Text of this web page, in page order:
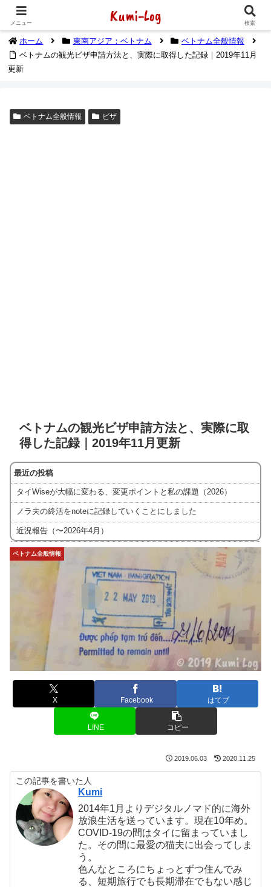
2014年1月から海外放浪（デジタルノマド）してます
ホーム 東南アジア：ベトナム
ベトナム全般情報
ベトナムの観光ビザ申請方法と、実際に取得した記録｜2019年11月
更新
ベトナム全般情報 ビザ
ベトナムの観光ビザ申請方法と、実際に取
得した記録｜2019年11月更新
最近の投稿
タイWiseが大幅に変わる、変更ポイントと私の課題（2026）
ノラ夫の終活をnoteに記録していくことにしました
近況報告（〜2026年4月）
ベトナム全般情報
X Facebook はてブ
LINE コピー
2019.06.03 2020.11.25
この記事を書いた人
Kumi
2014年1月よりデジタルノマド的に海外
放浪生活を送っています。現在10年め。
COVID-19の間はタイに留まっていまし
た。その間に最愛の猫夫に出会ってしま
う。
色んなところにちょっとずつ住んでみ
る、短期旅行でも長期滞在でもない感じ
メニュー Kumi-Log 検索